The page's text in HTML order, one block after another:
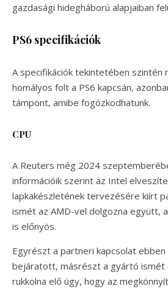
gazdasági hidegháború alapjaiban
PS6 specifikációk
A specifikációk tekintetében szintén
homályos folt a PS6 kapcsán,
támpont, amibe fogózkodhatunk.
CPU
A Reuters még 2024
információik szerint az Intel
lapkakészletének tervezésére kiírt
ismét az AMD-vel dolgozna együtt,
is előnyös.
Egyrészt a partneri kapcsolat
bejáratott, másrészt a gyártó ismét
rukkolna elő úgy, hogy az